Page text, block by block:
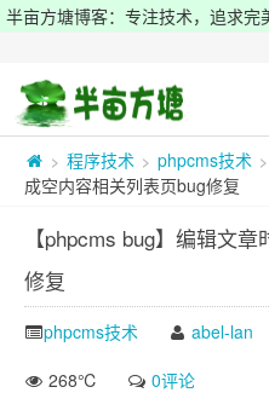
半亩方塘博客：专注技术，追求完
> 程序技术 > phpcms技术 >
成空内容相关列表页bug修复
【phpcms bug】编辑文
修复
phpcms技术 abel-lan
268℃
0评论